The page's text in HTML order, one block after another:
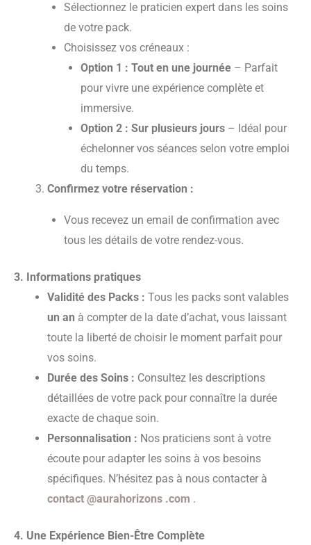
Sélectionnez le praticien expert dans les soins
de votre pack.
Choisissez vos créneaux :
Option 1 : Tout en une journée – Parfait
pour vivre une expérience complète et
immersive.
Option 2 : Sur plusieurs jours – Idéal pour
échelonner vos séances selon votre emploi
du temps.
Confirmez votre réservation :
Vous recevez un email de confirmation avec
tous les détails de votre rendez-vous.
3. Informations pratiques
Validité des Packs : Tous les packs sont valables
un an à compter de la date d’achat, vous laissant
toute la liberté de choisir le moment parfait pour
vos soins.
Durée des Soins : Consultez les descriptions
détaillées de votre pack pour connaître la durée
exacte de chaque soin.
Personnalisation : Nos praticiens sont à votre
écoute pour adapter les soins à vos besoins
spécifiques. N’hésitez pas à nous contacter à
contact @aurahorizons .com .
4. Une Expérience Bien-Être Complète